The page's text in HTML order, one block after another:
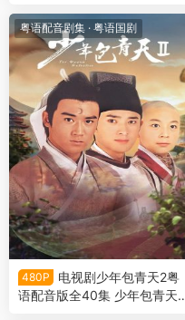
粤语配音剧集 · 粤语国剧
480P
电视剧少年包青天2粤
语配音版全40集 少年包青天2